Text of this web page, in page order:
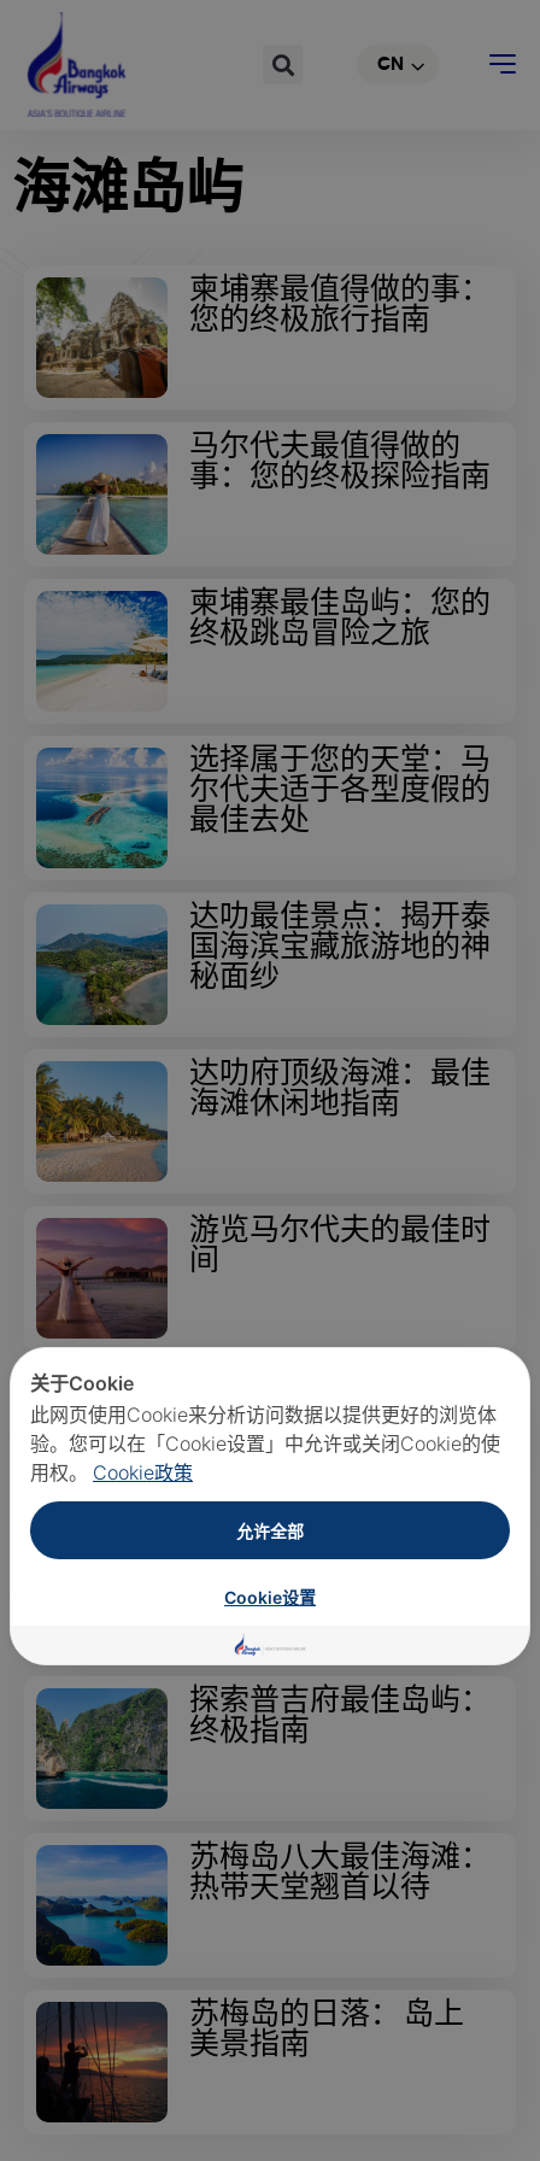
内
容
Search CN
TH
海滩岛屿
柬埔寨最值得做的事：
您的终极旅行指南
马尔代夫最值得做的
事：您的终极探险指南
柬埔寨最佳岛屿：您的
终极跳岛冒险之旅
选择属于您的天堂：马
尔代夫适于各型度假的
最佳去处
达叻最佳景点：揭开泰
国海滨宝藏旅游地的神
秘面纱
达叻府顶级海滩：最佳
海滩休闲地指南
游览马尔代夫的最佳时
间
- 终极指南
终极旅行指南：普吉最
探索普吉府最佳岛屿：
终极指南
苏梅岛八大最佳海滩：
热带天堂翘首以待
苏梅岛的日落： 岛上
美景指南
关于Cookie
此网页使用Cookie来分析访问数据以提供更好的浏览体
验。您可以在「Cookie设置」中允许或关闭Cookie的使
用权。
Cookie政策
允许全部
Cookie设置